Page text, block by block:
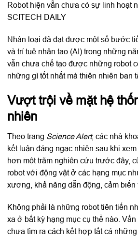
Robot hiện vẫn chưa có sự linh hoạt
SCITECH DAILY
Nhân loại đã đạt được một số bước
và trí tuệ nhân tạo (AI) trong những
vẫn chưa chế tạo được những robot
những gì tốt nhất mà thiên nhiên ban
Vượt trội về mặt hệ
nhiên
Theo trang Science Alert, các nhà
kết luận đáng ngạc nhiên sau khi
hơn một trăm nghiên cứu trước đây,
robot với động vật ở các hạng mục
xương, khả năng dẫn động, cảm biến
Không phải là những robot tiên tiến
xa ở bất kỳ hạng mục cụ thể nào.
chưa tìm ra cách kết hợp tất cả